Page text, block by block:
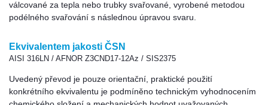
válcované za tepla nebo trubky svařované, vyrobené metodou
podélného svařování s následnou úpravou svaru.
Ekvivalentem jakosti ČSN
AISI 316LN / AFNOR Z3CND17-12Az / SIS2375
Uvedený převod je pouze orientační, praktické použití
konkrétního ekvivalentu je podmíněno technickým vyhodnocením